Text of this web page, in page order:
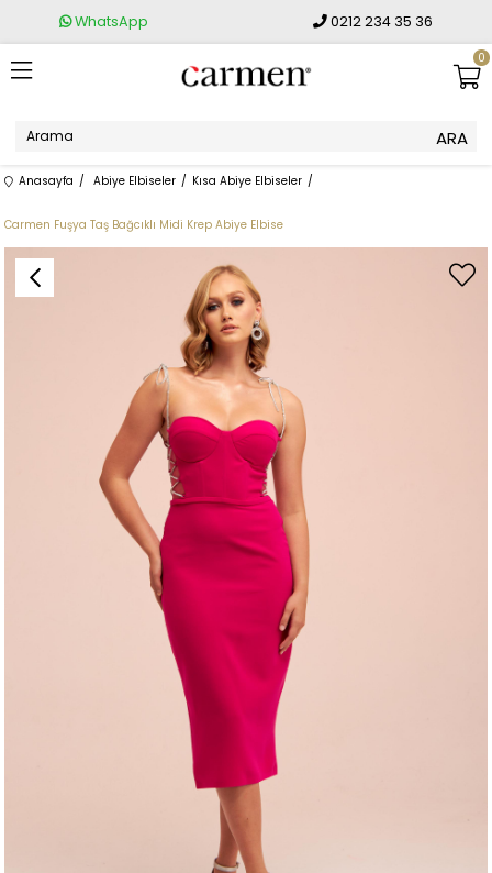
WhatsApp 0212 234 35 36
0
Anasayfa Abiye Elbiseler Kısa Abiye Elbiseler
Carmen Fuşya Taş Bağcıklı Midi Krep Abiye Elbise